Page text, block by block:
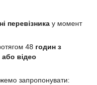
перевізника у момент
48 годин з
відео
запропонувати: